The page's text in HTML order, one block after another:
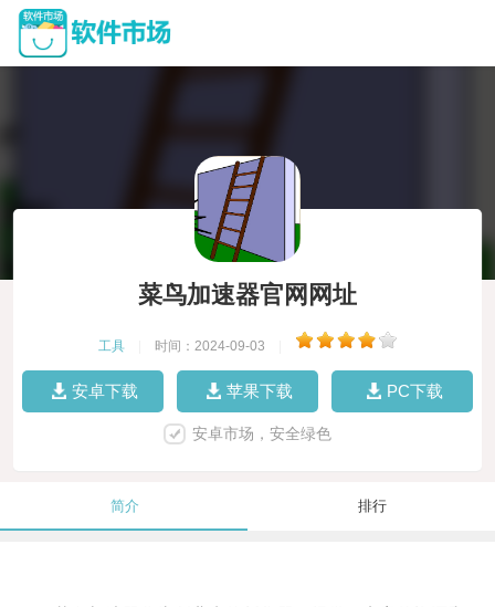
菜鸟加速器官网网址
工具 时间：2024-09-03
安卓下载 苹果下载 PC下载
安卓市场，安全绿色
简介 排行